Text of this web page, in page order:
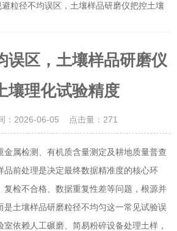
避粒径不均误区，土壤样品研磨仪把控土壤
误区，土壤样品研磨仪
壤理化试验精度
：2026-06-05 点击量： 271
属检测、有机质含量测定及耕地质量普查
品前处理是决定最终数据精准度的核心环
复检不合格、数据重复性差等问题，根源并
是土壤样品研磨粒径不均匀这一常见试验误
室依赖人工碾磨、简易粉碎设备处理土样，